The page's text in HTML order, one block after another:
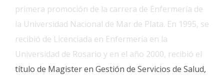
Fotos
de
Familia
Clasificados
Fúnebres
primera promoción de la carrera de Enfermería de
la Universidad Nacional de Mar de Plata. En 1995, se
recibió de Licenciada en Enfermería en la
Universidad de Rosario y en el año 2000, recibió el
título de Magister en Gestión de Servicios de Salud,